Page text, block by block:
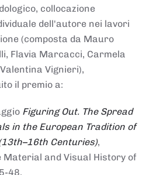
collocazione
dell'autore nei lavori
(composta da Mauro
Flavia Marcacci, Carmela
Vignieri),
il premio a:
Figuring Out. The Spread
in the European Tradition of
Centuries),
and Visual History of
48.